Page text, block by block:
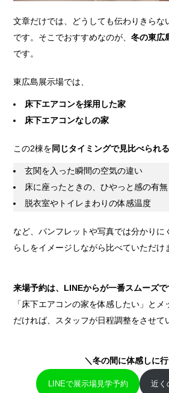
文章だけでは、どうしても伝わりきらな
です。そこでおすすめなのが、冬の東広
です。
東広島展示場では、
床下エアコンを採用した家
床下エアコンなしの家
この2棟を 同じタイミングで見比べられ
玄関を入った瞬間の空気の違い
床に座ったときの、ひやっと感の有無
脱衣室やトイレまわりの体感温度
など、パンフレットや写真では分かりに
らしをイメージしながら比べていただけ
来場予約は、LINEからが一番スムーズで
「床下エアコンの家を体感したい」と
だければ、スタッフが日程調整をさせて
＼冬の間に体感しに
LINEで展示場見学予約 近く